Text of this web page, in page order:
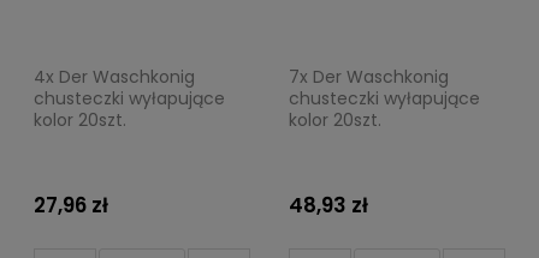
4x Der Waschkonig
chusteczki wyłapujące
kolor 20szt.
27,96 zł
7x Der Waschkonig
chusteczki wyłapujące
kolor 20szt.
48,93 zł